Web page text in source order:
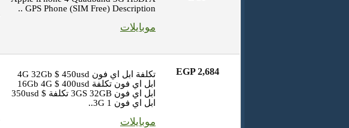
GPS Phone (SIM Free) Description ..
موبايلات
EGP 2,684
تكلفة ابل اي فون 4G 32Gb $ 450usd
ابل اي فون تكلفة 16Gb 4G $ 400usd
ابل اي فون 3GS 32GB تكلفة $ 350usd
ابل اي فون 3G 1..
موبايلات